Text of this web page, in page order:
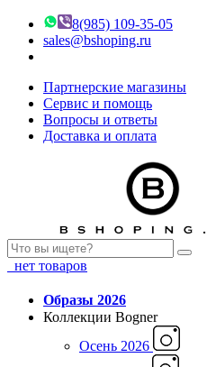
8(985) 109-35-05
sales@bshoping.ru
Партнерские магазины
Сервис и помощь
Вопросы и ответы
Доставка и оплата
нет товаров
Образы 2026
Коллекции Bogner
Осень 2026